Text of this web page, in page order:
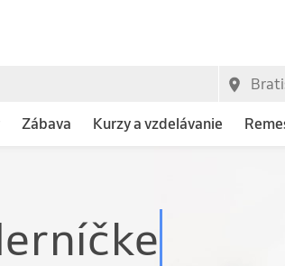
Zábava Kurzy a vzdelávanie